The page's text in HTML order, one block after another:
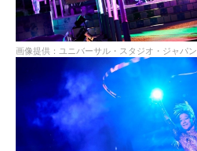
画像提供：ユニバーサル・スタジオ・ジャパン